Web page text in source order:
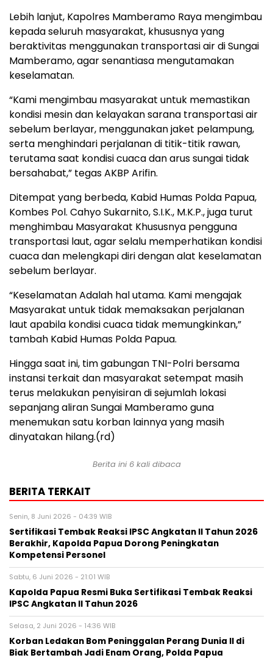
Lebih lanjut, Kapolres Mamberamo Raya mengimbau
kepada seluruh masyarakat, khususnya yang
beraktivitas menggunakan transportasi air di Sungai
Mamberamo, agar senantiasa mengutamakan
keselamatan.
“Kami mengimbau masyarakat untuk memastikan
kondisi mesin dan kelayakan sarana transportasi air
sebelum berlayar, menggunakan jaket pelampung,
serta menghindari perjalanan di titik-titik rawan,
terutama saat kondisi cuaca dan arus sungai tidak
bersahabat,” tegas AKBP Arifin.
Ditempat yang berbeda, Kabid Humas Polda Papua,
Kombes Pol. Cahyo Sukarnito, S.I.K., M.K.P., juga turut
menghimbau Masyarakat Khususnya pengguna
transportasi laut, agar selalu memperhatikan kondisi
cuaca dan melengkapi diri dengan alat keselamatan
sebelum berlayar.
“Keselamatan Adalah hal utama. Kami mengajak
Masyarakat untuk tidak memaksakan perjalanan
laut apabila kondisi cuaca tidak memungkinkan,”
tambah Kabid Humas Polda Papua.
Hingga saat ini, tim gabungan TNI-Polri bersama
instansi terkait dan masyarakat setempat masih
terus melakukan penyisiran di sejumlah lokasi
sepanjang aliran Sungai Mamberamo guna
menemukan satu korban lainnya yang masih
dinyatakan hilang.(rd)
Berita ini 6 kali dibaca
BERITA TERKAIT
Senin, 8 Juni 2026 - 04:39 WIB
Sertifikasi Tembak Reaksi IPSC Angkatan II Tahun 2026
Berakhir, Kapolda Papua Dorong Peningkatan
Kompetensi Personel
Sabtu, 6 Juni 2026 - 21:01 WIB
Kapolda Papua Resmi Buka Sertifikasi Tembak Reaksi
IPSC Angkatan II Tahun 2026
Selasa, 2 Juni 2026 - 14:36 WIB
Korban Ledakan Bom Peninggalan Perang Dunia II di
Biak Bertambah Jadi Enam Orang, Polda Papua